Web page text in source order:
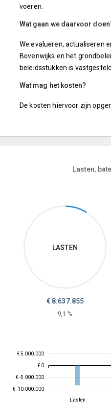
voeren.
Wat gaan we daarvoor
We evalueren, actualiseren
Bovenwijks en het
beleidsstukken is vastgesteld.
Wat mag het kosten?
De kosten hiervoor zijn
Lasten,
LASTEN
€ 8.637.855
9,1 %
€ -10.000.000
€ -5.000.000
€ 0
€ 5.000.000
Lasten